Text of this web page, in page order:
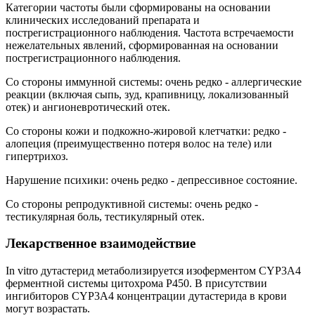
Категории частоты были сформированы на основании
клинических исследований препарата и
пострегистрационного наблюдения. Частота встречаемости
нежелательных явлений, сформированная на основании
пострегистрационного наблюдения.
Со стороны иммунной системы: очень редко - аллергические
реакции (включая сыпь, зуд, крапивницу, локализованный
отек) и ангионевротический отек.
Со стороны кожи и подкожно-жировой клетчатки: редко -
алопеция (преимущественно потеря волос на теле) или
гипертрихоз.
Нарушение психики: очень редко - депрессивное состояние.
Со стороны репродуктивной системы: очень редко -
тестикулярная боль, тестикулярный отек.
Лекарственное взаимодействие
In vitro дутастерид метаболизируется изоферментом CYP3A4
ферментной системы цитохрома Р450. В присутствии
ингибиторов CYP3A4 концентрации дутастерида в крови
могут возрастать.